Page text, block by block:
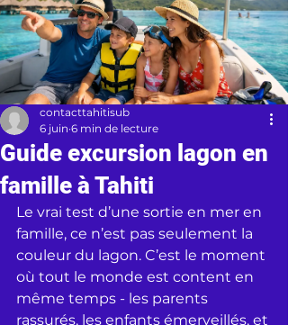
Guide excursion lagon en
famille à Tahiti
contacttahitisub
6 juin 6 min de lecture
Le vrai test d’une sortie en mer en
famille, ce n’est pas seulement la
couleur du lagon. C’est le moment
où tout le monde est content en
même temps - les parents
rassurés, les enfants émerveillés, et